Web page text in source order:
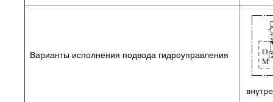
Варианты исполнения подвода гидроуправления